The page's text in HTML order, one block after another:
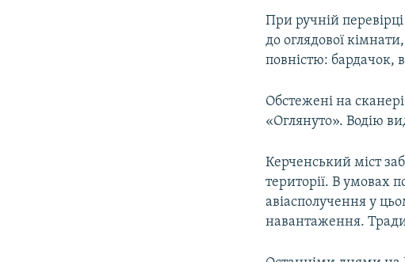
При ручній
до оглядової
повністю: бардачок,
Обстежені на
«Оглянуто». Водію
Керченський міст
території. В умовах
авіасполучення у
навантаження.